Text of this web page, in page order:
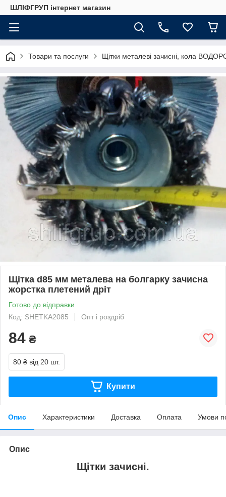
ШЛІФГРУП інтернет магазин
Товари та послуги Щітки металеві зачисні, кола
Щiтка d85 мм металева на болгарку зачисна
жорстка плетений дрiт
Готово до відправки
Код: SHETKA2085
Опт і роздріб
84 ₴
80 ₴ від 20 шт.
Купити
Опис Характеристики Доставка Оплата Умови
Опис
Щітки зачисні.